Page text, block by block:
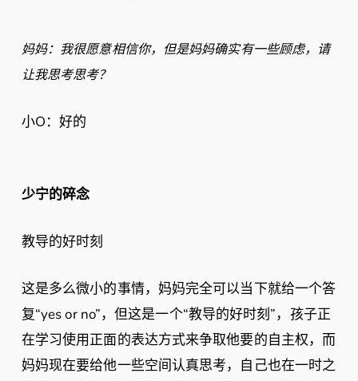
妈妈：我很愿意相信你，但是妈妈确实有一些顾虑，请
让我思考思考？
小O：好的
少宁的碎念
教导的好时刻
这是多么微小的事情，妈妈完全可以当下就给一个答
复“yes or no”，但这是一个“教导的好时刻”，孩子正
在学习使用正面的表达方式来争取他要的自主权，而
妈妈现在要给他一些空间认真思考，自己也在一时之